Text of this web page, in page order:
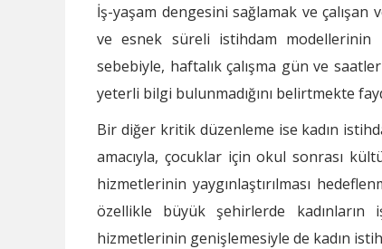
İş-yaşam dengesini sağlamak ve çalışan
ve esnek süreli istihdam modellerinin
sebebiyle, haftalık çalışma gün ve
yeterli bilgi bulunmadığını belirtmekte
Bir diğer kritik düzenleme ise kadın
amacıyla, çocuklar için okul sonrası
hizmetlerinin yaygınlaştırılması
özellikle büyük şehirlerde kadınların
hizmetlerinin genişlemesiyle de kadın